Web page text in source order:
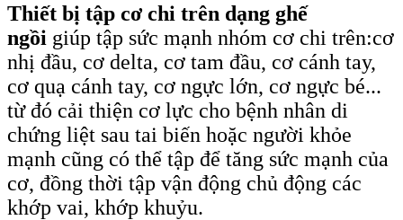
Thiết bị tập cơ chi trên dạng ghế
ngồi giúp tập sức mạnh nhóm cơ chi trên:cơ
nhị đầu, cơ delta, cơ tam đầu, cơ cánh tay,
cơ quạ cánh tay, cơ ngực lớn, cơ ngực bé...
từ đó cải thiện cơ lực cho bệnh nhân di
chứng liệt sau tai biến hoặc người khỏe
mạnh cũng có thể tập để tăng sức mạnh của
cơ, đồng thời tập vận động chủ động các
khớp vai, khớp khuỷu.